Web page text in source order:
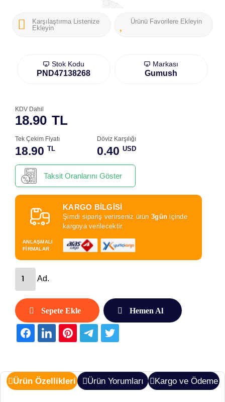
Karşılaştırma Listenize
Ekleyin
Ürünü Favorilere Ekleyin
Stok Kodu
PND47138268
Markası
Gumush
18.90 TL
KDV Dahil
Tek Çekim Fiyatı
18.90 TL
Döviz Karşılığı
0.40 USD
Taksit Oranlarını Göster
KARGO BİLGİSİ
Şimdi sipariş verirseniz ürün 3gün içinde
kargoya verilecektir.
ANLAŞMALI
FİRMALAR
Ad.
Sepete Ekle Hemen Al
Ürün Özellikleri Ürün Yorumları Kargo ve Ödeme